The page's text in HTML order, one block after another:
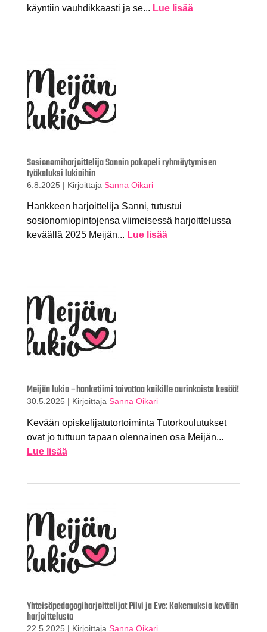
käyntiin vauhdikkaasti ja se... Lue lisää
Sosionomiharjoittelija Sannin pakopeli ryhmäytymisen
työkaluksi lukioihin
6.8.2025 | Kirjoittaja Sanna Oikari
Hankkeen harjoittelija Sanni, tutustui
sosionomiopintojensa viimeisessä harjoittelussa
keväällä 2025 Meijän... Lue lisää
Meijän lukio –hanketiimi toivottaa kaikille aurinkoista kesää!
30.5.2025 | Kirjoittaja Sanna Oikari
Kevään opiskelijatutortoiminta Tutorkoulutukset
ovat jo tuttuun tapaan olennainen osa Meijän...
Lue lisää
Yhteisöpedagogiharjoittelijat Pilvi ja Eve: Kokemuksia kevään
harjoittelusta
22.5.2025 | Kirjoittaja Sanna Oikari